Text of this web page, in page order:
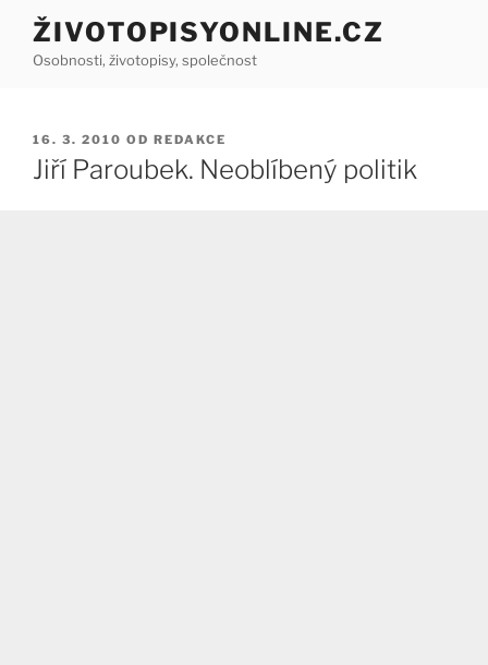
Přejít
obsahu
ŽIVOTOPISYONLINE.CZ
Osobnosti, životopisy, společnost
PUBLIKOVÁNO
16. 3. 2010 OD REDAKCE
Jiří Paroubek. Neoblíbený politik